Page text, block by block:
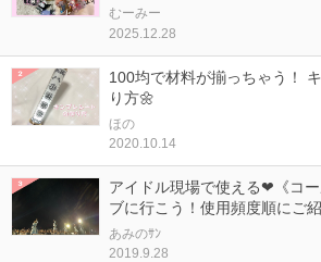
むーみー
2025.12.28
100均で材料が揃っちゃう！
り方🌼
ほの
2020.10.14
アイドル現場で使える❤《コ
ブに行こう！使用頻度順にご紹
あみのｻﾝ
2019.9.28